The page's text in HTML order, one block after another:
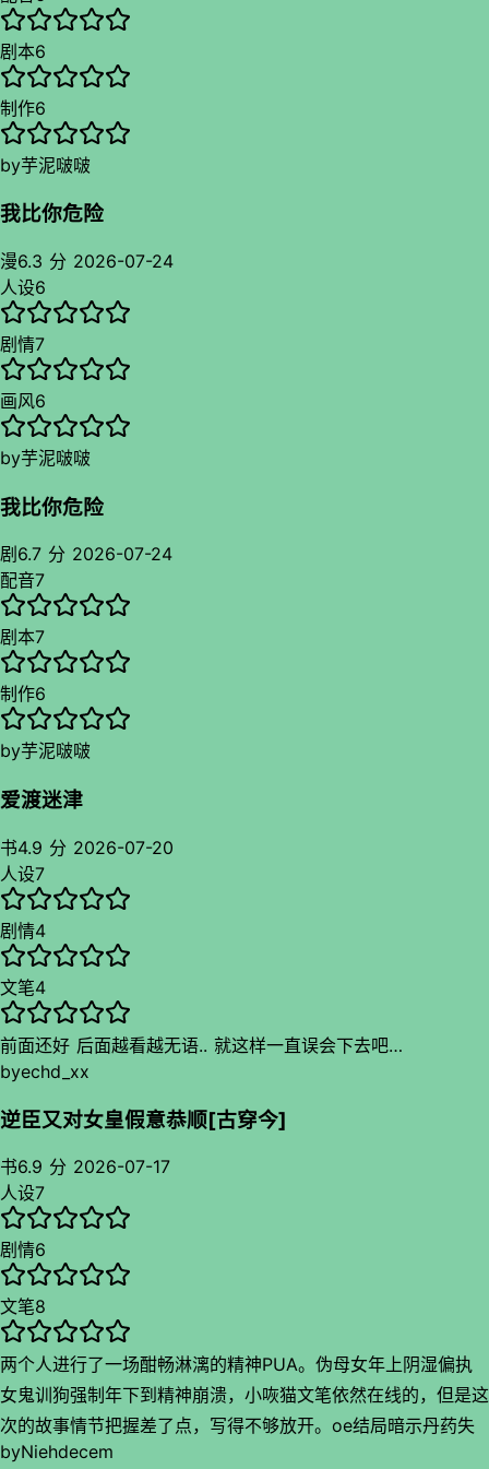
最后聊一下制作。首先，这个剧在策划的时候可能定调蛮精细
的。有声也能做成这样高质量。音效贴合不打扰，音乐衬托不敷
衍。细节很有沉浸感。每一集的ed都是根据剧情来的，在把余
韵拉长。另外主题曲《爱如花树》也很不错，特别是用在剧里的
时候，经常起到催泪的效果（误）。
剧中剧也排出来了。旁白大多数时间在起穿插、点睛的作用，一
点儿不抢戏。浩天念得也稳稳当当。听感上很丝滑了。
不知不觉又写了这么多，还是太久没听到打动我的剧了，复盘
ing..🚬
感情线也没get到em（CP感不如《有毒》）。
唉我说，压嗓是什么鬼。杜冥鸦一如既往的爆发戏不行，而恰
好，这剧有很多爆发戏……属于短板叠短板了这🙃
剧本6
制作6
by芋泥啵啵
我比你危险
漫6.3 分 2026-07-24
人设6
剧情7
画风6
by芋泥啵啵
我比你危险
剧 6.7 分 2026-07-24
配音7
剧本7
制作6
by芋泥啵啵
爱渡迷津
书4.9 分 2026-07-20
人设7
剧情4
文笔4
前面还好 后面越看越无语.. 就这样一直误会下去吧…
byechd_xx
逆臣又对女皇假意恭顺[古穿今]
书6.9 分 2026-07-17
人设7
剧情6
文笔8
两个人进行了一场酣畅淋漓的精神PUA。伪母女年上阴湿偏执
女鬼训狗强制年下到精神崩溃，小咴猫文笔依然在线的，但是这
次的故事情节把握差了点，写得不够放开。oe结局暗示丹药失
效是我喜欢的处理
byNiehdecem